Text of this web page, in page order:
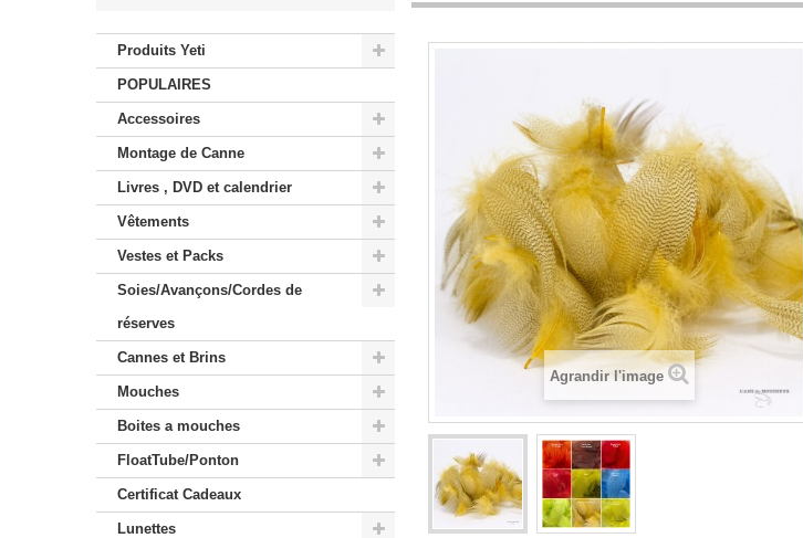
Produits Yeti
POPULAIRES
Accessoires
Montage de Canne
Livres , DVD et calendrier
Vêtements
Vestes et Packs
Soies/Avançons/Cordes de
réserves
Cannes et Brins
Mouches
Boites a mouches
FloatTube/Ponton
Certificat Cadeaux
Lunettes
Agrandir l'image